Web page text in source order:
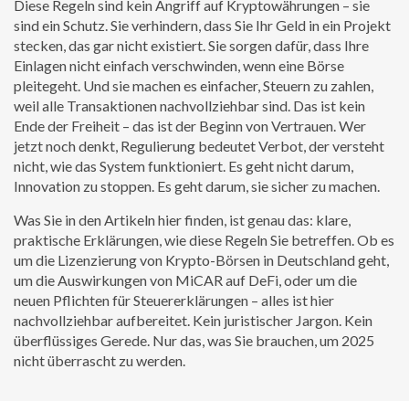
Diese Regeln sind kein Angriff auf Kryptowährungen – sie
sind ein Schutz. Sie verhindern, dass Sie Ihr Geld in ein Projekt
stecken, das gar nicht existiert. Sie sorgen dafür, dass Ihre
Einlagen nicht einfach verschwinden, wenn eine Börse
pleitegeht. Und sie machen es einfacher, Steuern zu zahlen,
weil alle Transaktionen nachvollziehbar sind. Das ist kein
Ende der Freiheit – das ist der Beginn von Vertrauen. Wer
jetzt noch denkt, Regulierung bedeutet Verbot, der versteht
nicht, wie das System funktioniert. Es geht nicht darum,
Innovation zu stoppen. Es geht darum, sie sicher zu machen.
Was Sie in den Artikeln hier finden, ist genau das: klare,
praktische Erklärungen, wie diese Regeln Sie betreffen. Ob es
um die Lizenzierung von Krypto-Börsen in Deutschland geht,
um die Auswirkungen von MiCAR auf DeFi, oder um die
neuen Pflichten für Steuererklärungen – alles ist hier
nachvollziehbar aufbereitet. Kein juristischer Jargon. Kein
überflüssiges Gerede. Nur das, was Sie brauchen, um 2025
nicht überrascht zu werden.